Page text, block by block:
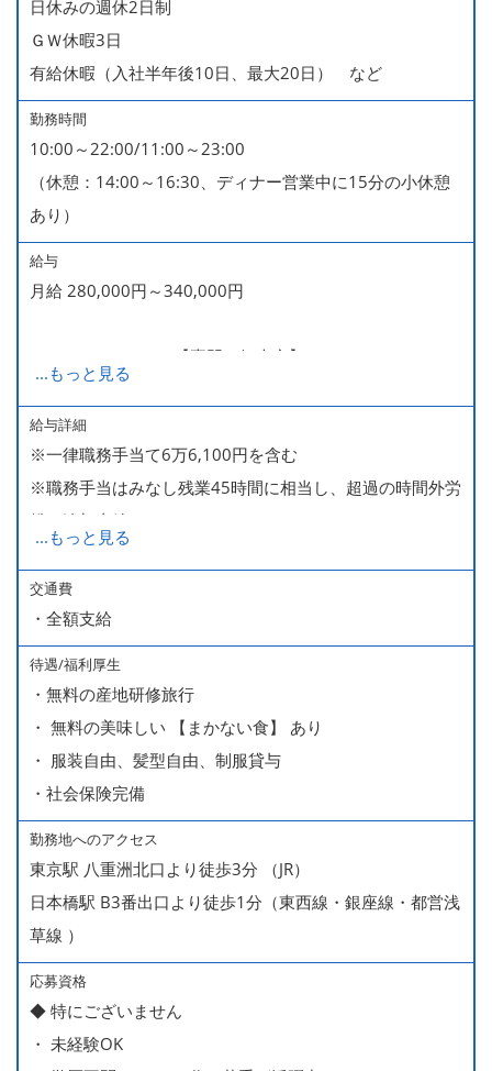
日休みの週休2日制
ＧＷ休暇3日
有給休暇（入社半年後10日、最大20日） など
勤務時間
10:00～22:00/11:00～23:00
（休憩：14:00～16:30、ディナー営業中に15分の小休憩
あり）
給与
月給 280,000円～340,000円
280,000～340,000【専門・短大卒】
285,000～340,000【大卒】
※ 入社半年経過した後は、[月10日休みの月給34万円] の
働き方も選ぶことができます。
詳細はご面談時にご案内いたします。
...もっと見る
給与詳細
※一律職務手当て6万6,100円を含む
※職務手当はみなし残業45時間に相当し、超過の時間外労
働は追加支給
■昇給（随時）
■賞与年2回（夏・冬）
■売上インセンティブ
■役職手当
...もっと見る
交通費
・全額支給
待遇/福利厚生
・無料の産地研修旅行
・ 無料の美味しい 【まかない食】 あり
・ 服装自由、髪型自由、制服貸与
・社会保険完備
勤務地へのアクセス
東京駅 八重洲北口より徒歩3分 （JR）
日本橋駅 B3番出口より徒歩1分（東西線・銀座線・都営浅
草線 ）
応募資格
◆ 特にございません
・ 未経験OK